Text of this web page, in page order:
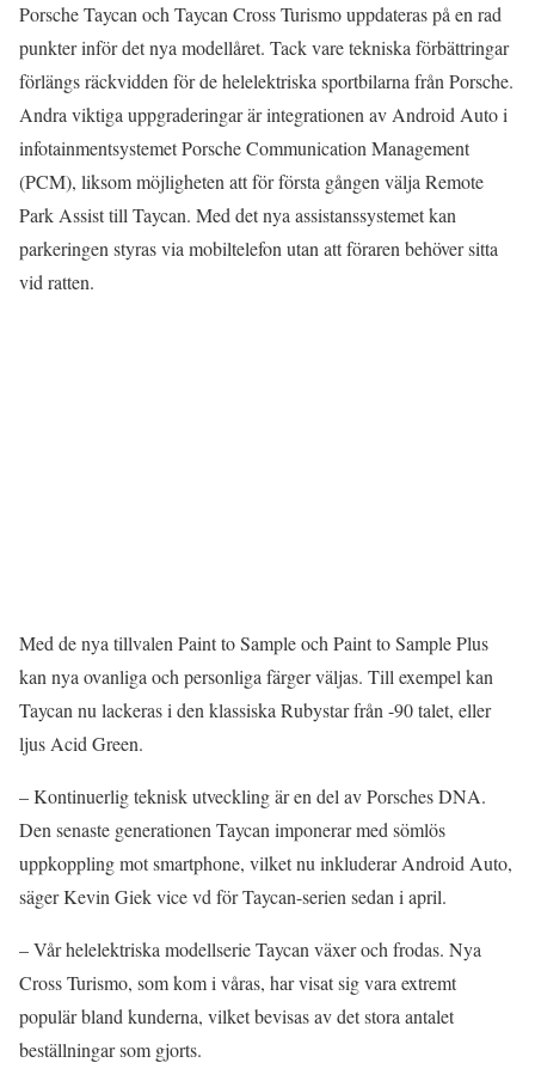
Porsche Taycan och Taycan Cross Turismo uppdateras på en rad
punkter inför det nya modellåret. Tack vare tekniska förbättringar
förlängs räckvidden för de helelektriska sportbilarna från Porsche.
Andra viktiga uppgraderingar är integrationen av Android Auto i
infotainmentsystemet Porsche Communication Management
(PCM), liksom möjligheten att för första gången välja Remote
Park Assist till Taycan. Med det nya assistanssystemet kan
parkeringen styras via mobiltelefon utan att föraren behöver sitta
vid ratten.
Med de nya tillvalen Paint to Sample och Paint to Sample Plus
kan nya ovanliga och personliga färger väljas. Till exempel kan
Taycan nu lackeras i den klassiska Rubystar från -90 talet, eller
ljus Acid Green.
– Kontinuerlig teknisk utveckling är en del av Porsches DNA.
Den senaste generationen Taycan imponerar med sömlös
uppkoppling mot smartphone, vilket nu inkluderar Android Auto,
säger Kevin Giek vice vd för Taycan-serien sedan i april.
– Vår helelektriska modellserie Taycan växer och frodas. Nya
Cross Turismo, som kom i våras, har visat sig vara extremt
populär bland kunderna, vilket bevisas av det stora antalet
beställningar som gjorts.